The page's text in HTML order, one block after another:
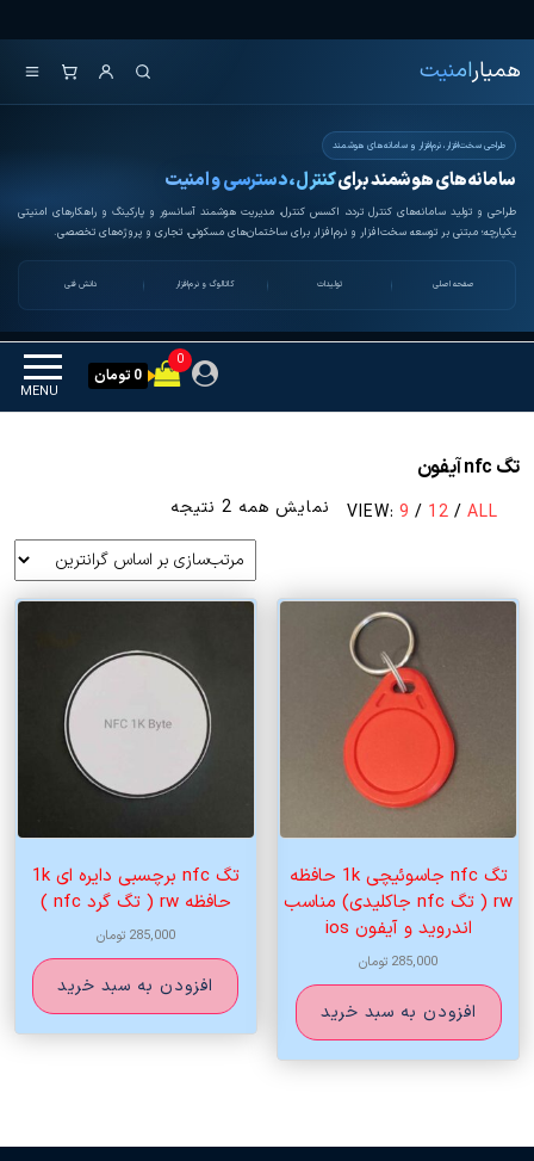
to
the
content
همیار امنیت
همیارامنیت
طراحی سخت‌افزار، نرم‌افزار و سامانه‌های هوشمند
سامانه‌های هوشمند برایکنترل، دسترسی و امنیت
طراحی و تولید سامانه‌های کنترل تردد، اکسس کنترل، مدیریت هوشمند آسانسور و پارکینگ و راهکارهای امنیتی
یکپارچه؛ مبتنی بر توسعه سخت‌افزار و نرم‌افزار برای ساختمان‌های مسکونی، تجاری و پروژه‌های تخصصی.
صفحه اصلی تولیدات کاتالوگ و نرم‌افزار دانش فنی
MENU
0
0 تومان
تگ nfc آیفون
VIEW: 9 / 12 / ALL نمایش همه 2 نتیجه
بر
اساس
قیمت:
به
تگ nfc جاسوئیچی 1k حافظه
rw ( تگ nfc جاکلیدی) مناسب
اندروید و آیفون ios
285,000 تومان
افزودن به سبد خرید
تگ nfc برچسبی دایره ای 1k
حافظه rw ( تگ گرد nfc )
285,000 تومان
افزودن به سبد خرید